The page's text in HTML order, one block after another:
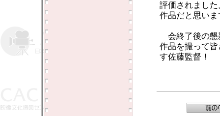
評価されまし
作品だと思いま
会終了後の懇
作品を撮って
す佐藤監督！